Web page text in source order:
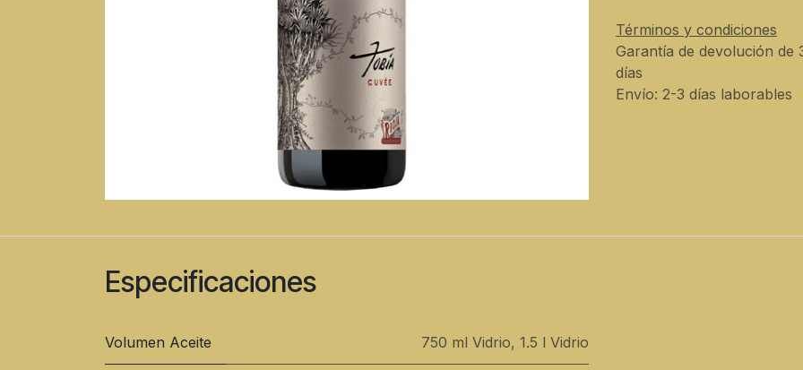
Términos y condiciones
Garantía de devolución de
días
Envío: 2-3 días laborables
Especificaciones
Volumen Aceite 750 ml Vidrio, 1.5 l Vidrio